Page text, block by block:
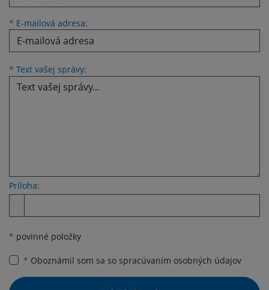
* E-mailová adresa:
* Text vašej správy:
Príloha:
* povinné položky
* Oboznámil som sa so spracúvaním osobných údajov
Google reCaptcha Response